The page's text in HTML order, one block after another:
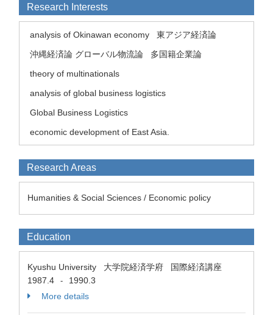
Research Interests
analysis of Okinawan economy
東アジア経済論
沖縄経済論 グローバル物流論
多国籍企業論
theory of multinationals
analysis of global business logistics
Global Business Logistics
economic development of East Asia.
Research Areas
Humanities & Social Sciences / Economic policy
Education
Kyushu University 大学院経済学府 国際経済講座
1987.4
-
1990.3
More details